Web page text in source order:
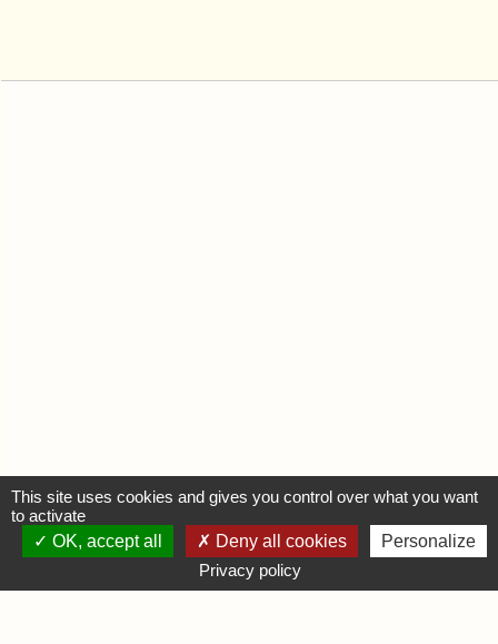
MON COMPTE
Se connecter
This site uses cookies and gives you control over what you want
to activate
OK, accept all
Deny all cookies
Personalize
Privacy policy